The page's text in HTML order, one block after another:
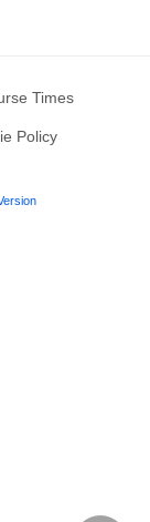
Times
Policy